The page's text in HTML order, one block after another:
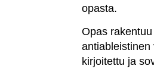
opasta.
Opas
antiableistinen
kirjoitettu ja